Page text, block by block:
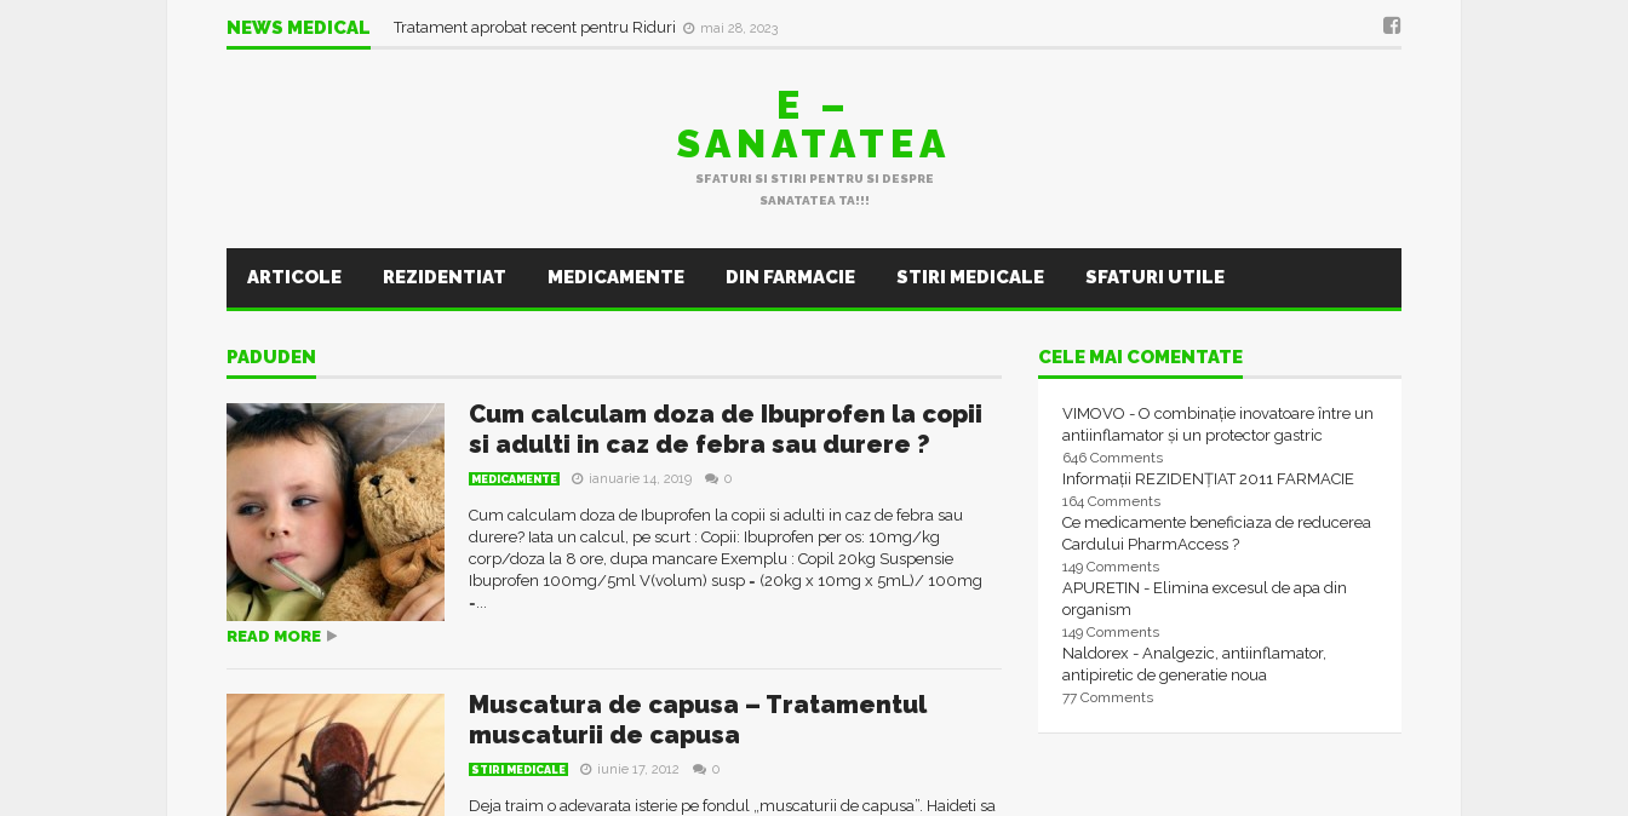
NEWS MEDICAL Tratament aprobat recent pentru Riduri mai 28, 2023
E –
SANATATEA
SFATURI SI STIRI PENTRU SI DESPRE
SANATATEA TA!!!
ARTICOLE REZIDENTIAT MEDICAMENTE DIN FARMACIE STIRI MEDICALE SFATURI UTILE
PADUDEN
Cum calculam doza de Ibuprofen la copii
si adulti in caz de febra sau durere ?
MEDICAMENTE ianuarie 14, 2019 0
Cum calculam doza de Ibuprofen la copii si adulti in caz de febra sau
durere? Iata un calcul, pe scurt : Copii: Ibuprofen per os: 10mg/kg
corp/doza la 8 ore, dupa mancare Exemplu : Copil 20kg Suspensie
Ibuprofen 100mg/5ml V(volum) susp = (20kg x 10mg x 5mL)/ 100mg
=...
READ MORE
Muscatura de capusa – Tratamentul
muscaturii de capusa
STIRI MEDICALE iunie 17, 2012 0
Deja traim o adevarata isterie pe fondul „muscaturii de capusa”. Haideti sa
CELE MAI COMENTATE
VIMOVO - O combinație inovatoare între un
antiinflamator și un protector gastric
646 Comments
Informații REZIDENȚIAT 2011 FARMACIE
164 Comments
Ce medicamente beneficiaza de reducerea
Cardului PharmAccess ?
149 Comments
APURETIN - Elimina excesul de apa din
organism
149 Comments
Naldorex - Analgezic, antiinflamator,
antipiretic de generatie noua
77 Comments